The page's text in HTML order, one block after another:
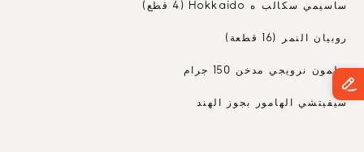
ساسيمي سكالب ه Hokkaido (4 قطع)
روبيان النمر (16 قطعة)
سلمون نرويجي مدخن 150 جرام
سيفيتشي الهامور بجوز الهند